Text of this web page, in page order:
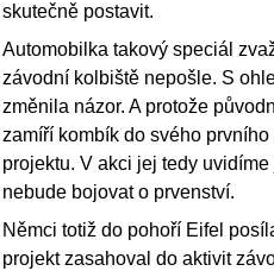
skutečně postavit.
Automobilka takový speciál
závodní kolbiště nepošle. S
změnila názor. A protože
zamíří kombík do svého
projektu. V akci jej tedy
nebude bojovat o prvenství.
Němci totiž do pohoří Eifel
projekt zasahoval do aktivit